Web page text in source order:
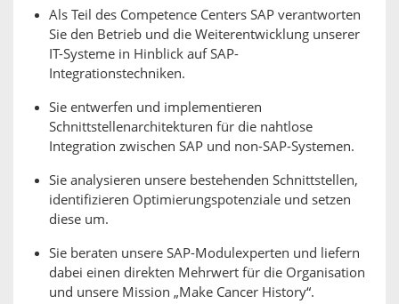
Als Teil des Competence Centers SAP verantworten
Sie den Betrieb und die Weiterentwicklung unserer
IT-Systeme in Hinblick auf SAP-
Integrationstechniken.
Sie entwerfen und implementieren
Schnittstellenarchitekturen für die nahtlose
Integration zwischen SAP und non-SAP-Systemen.
Sie analysieren unsere bestehenden Schnittstellen,
identifizieren Optimierungspotenziale und setzen
diese um.
Sie beraten unsere SAP-Modulexperten und liefern
dabei einen direkten Mehrwert für die Organisation
und unsere Mission „Make Cancer History“.